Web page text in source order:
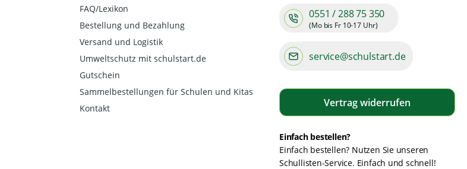
FAQ/Lexikon
Bestellung und Bezahlung
Versand und Logistik
Umweltschutz mit schulstart.de
Gutschein
Sammelbestellungen für Schulen und Kitas
Kontakt
0551 / 288 75 350
(Mo bis Fr 10-17 Uhr)
service@schulstart.de
Vertrag widerrufen
Einfach bestellen?
Einfach bestellen? Nutzen Sie unseren
Schullisten-Service. Einfach und schnell!